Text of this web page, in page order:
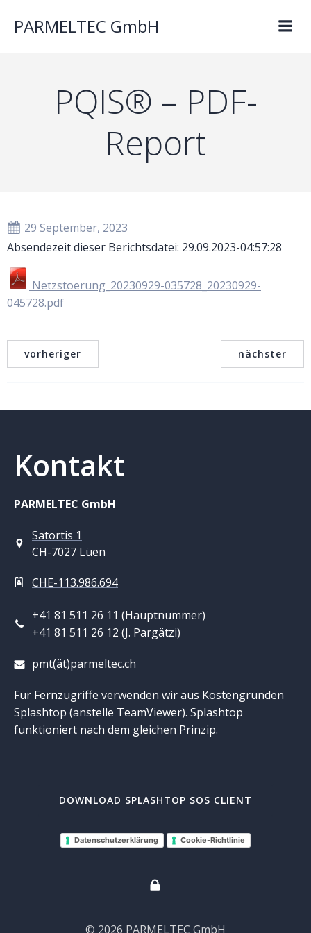
PARMELTEC GmbH
PQIS® – PDF-
Report
29 September, 2023
Absendezeit dieser Berichtsdatei: 29.09.2023-04:57:28
Netzstoerung_20230929-035728_20230929-
045728.pdf
vorheriger nächster
Kontakt
PARMELTEC GmbH
Satortis 1
CH-7027 Lüen
CHE-113.986.694
+41 81 511 26 11 (Hauptnummer)
+41 81 511 26 12 (J. Pargätzi)
pmt(ät)parmeltec.ch
Für Fernzugriffe verwenden wir aus Kostengründen
Splashtop (anstelle TeamViewer). Splashtop
funktioniert nach dem gleichen Prinzip.
DOWNLOAD SPLASHTOP SOS CLIENT
Datenschutzerklärung Cookie-Richtlinie
© 2026 PARMELTEC GmbH